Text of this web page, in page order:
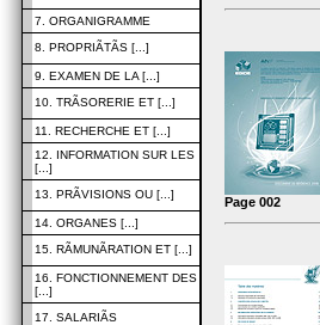
7. ORGANIGRAMME
8. PROPRIÃTÃS [...]
9. EXAMEN DE LA [...]
10. TRÃSORERIE ET [...]
11. RECHERCHE ET [...]
12. INFORMATION SUR LES
[...]
13. PRÃVISIONS OU [...]
14. ORGANES [...]
15. RÃMUNÃRATION ET [...]
16. FONCTIONNEMENT DES
[...]
17. SALARIÃS
Page 002